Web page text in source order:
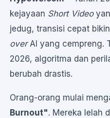
kejayaan Short Video
jedug, transisi cepat
overAI yang cempreng.
2026, algoritma dan
berubah drastis.
Orang-orang mulai
Burnout". Mereka lelah